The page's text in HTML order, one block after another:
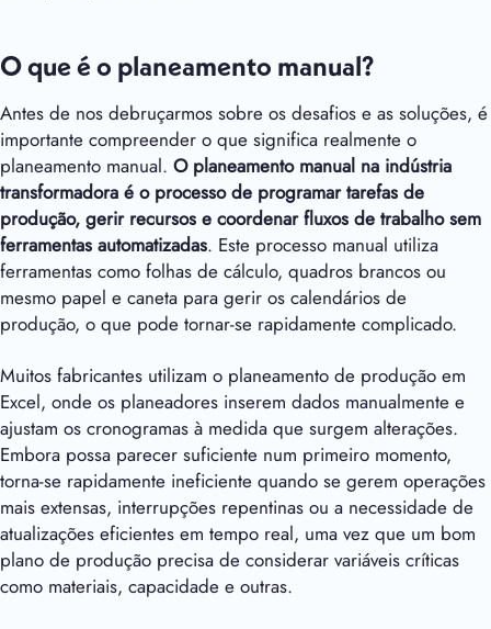
O que é o planeamento manual?
Antes de nos debruçarmos sobre os desafios e as soluções, é
importante compreender o que significa realmente o
planeamento manual. O planeamento manual na indústria
transformadora é o processo de programar tarefas de
produção, gerir recursos e coordenar fluxos de trabalho sem
ferramentas automatizadas. Este processo manual utiliza
ferramentas como folhas de cálculo, quadros brancos ou
mesmo papel e caneta para gerir os calendários de
produção, o que pode tornar-se rapidamente complicado.
Muitos fabricantes utilizam o planeamento de produção em
Excel, onde os planeadores inserem dados manualmente e
ajustam os cronogramas à medida que surgem alterações.
Embora possa parecer suficiente num primeiro momento,
torna-se rapidamente ineficiente quando se gerem operações
mais extensas, interrupções repentinas ou a necessidade de
atualizações eficientes em tempo real, uma vez que um bom
plano de produção precisa de considerar variáveis críticas
como materiais, capacidade e outras.